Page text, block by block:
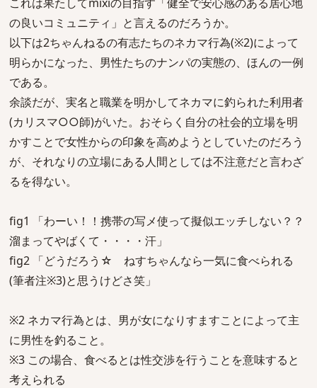
の良いコミュニティ」と言えるのだろうか。
以下は2ちゃんねるの有志たちのネカマ行為(※2)によって
明らかになった、男性たちのナンパの実態の、ほんの一例
である。
余談だが、実名と職業を明かしてネカマに釣られた利用者
(カリスマ○○師)がいた。おそらく自分の社会的立場を明
かすことで女性からの印象を高めようとしていたのだろう
が、それなりの立場にある人間としては不注意だと言わざ
るを得ない。
fig1 「わーい！！携帯の写メ使って擬似エッチしない？？
溜まってやばくて・・・・汗」
fig2 「どうだろう☆ ねすちゃんなら一気に食べられる
(筆者注※3)と思うけどさ笑」
※2 ネカマ行為とは、男が女になりすますことによって主
に男性を釣ること。
※3 この場合、食べるとは性交渉を行うことを意味すると
考えられる